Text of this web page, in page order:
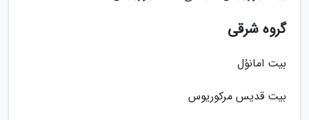
گروه شرقی
بیت امانوُل
بیت قدیس مرکوریوس